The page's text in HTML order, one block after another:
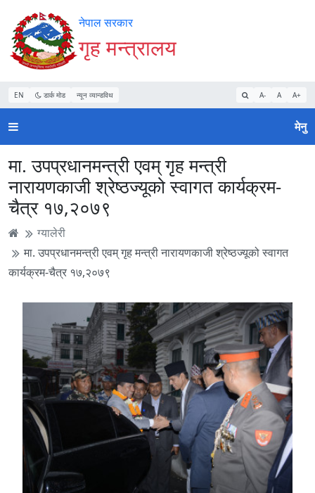
Accessibility
Mode
सुरु
गर्नुहोस्
सामाग्री
पढ्नुहाेस्
नेभिगेसन
पढ्नुहाेस्
वेबसाइट
खोजमा
जानुहोस्
नेपाल सरकार
गृह मन्त्रालय
EN डार्क मोड न्यून व्यान्डविथ A- A A+
मेनु
मा. उपप्रधानमन्त्री एवम् गृह मन्त्री
नारायणकाजी श्रेष्ठज्यूको स्वागत कार्यक्रम-
चैत्र १७,२०७९
ग्यालेरी
मा. उपप्रधानमन्त्री एवम् गृह मन्त्री नारायणकाजी श्रेष्ठज्यूको स्वागत
कार्यक्रम-चैत्र १७,२०७९